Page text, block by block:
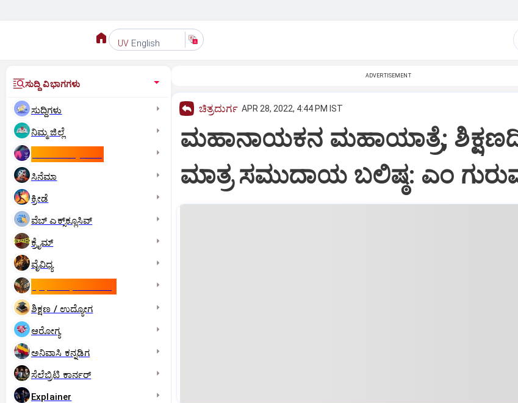
UV English
ಸುದ್ದಿ ವಿಭಾಗಗಳು
ಸುದ್ದಿಗಳು
ನಿಮ್ಮ ಜಿಲ್ಲೆ
ಸಿನೆಮಾ
ಕ್ರೀಡೆ
ವೆಬ್ ಎಕ್ಸ್‌ಕ್ಲೂಸಿವ್
ಕ್ರೈಮ್
ವೈವಿಧ್ಯ
ಶಿಕ್ಷಣ / ಉದ್ಯೋಗ
ಆರೋಗ್ಯ
ಅನಿವಾಸಿ ಕನ್ನಡಿಗ
ಸೆಲೆಬ್ರಿಟಿ ಕಾರ್ನರ್‌
Explainer
ADVERTISEMENT
ಚಿತ್ರದುರ್ಗ APR 28, 2022, 4:44 PM IST
ಮಹಾನಾಯಕನ ಮಹಾಯಾತ್ರೆ;
ಮಾತ್ರ ಸಮುದಾಯ ಬಲಿಷ್ಠ: ಎಂ